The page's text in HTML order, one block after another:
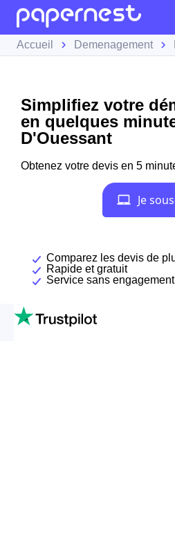
Accueil Demenagement